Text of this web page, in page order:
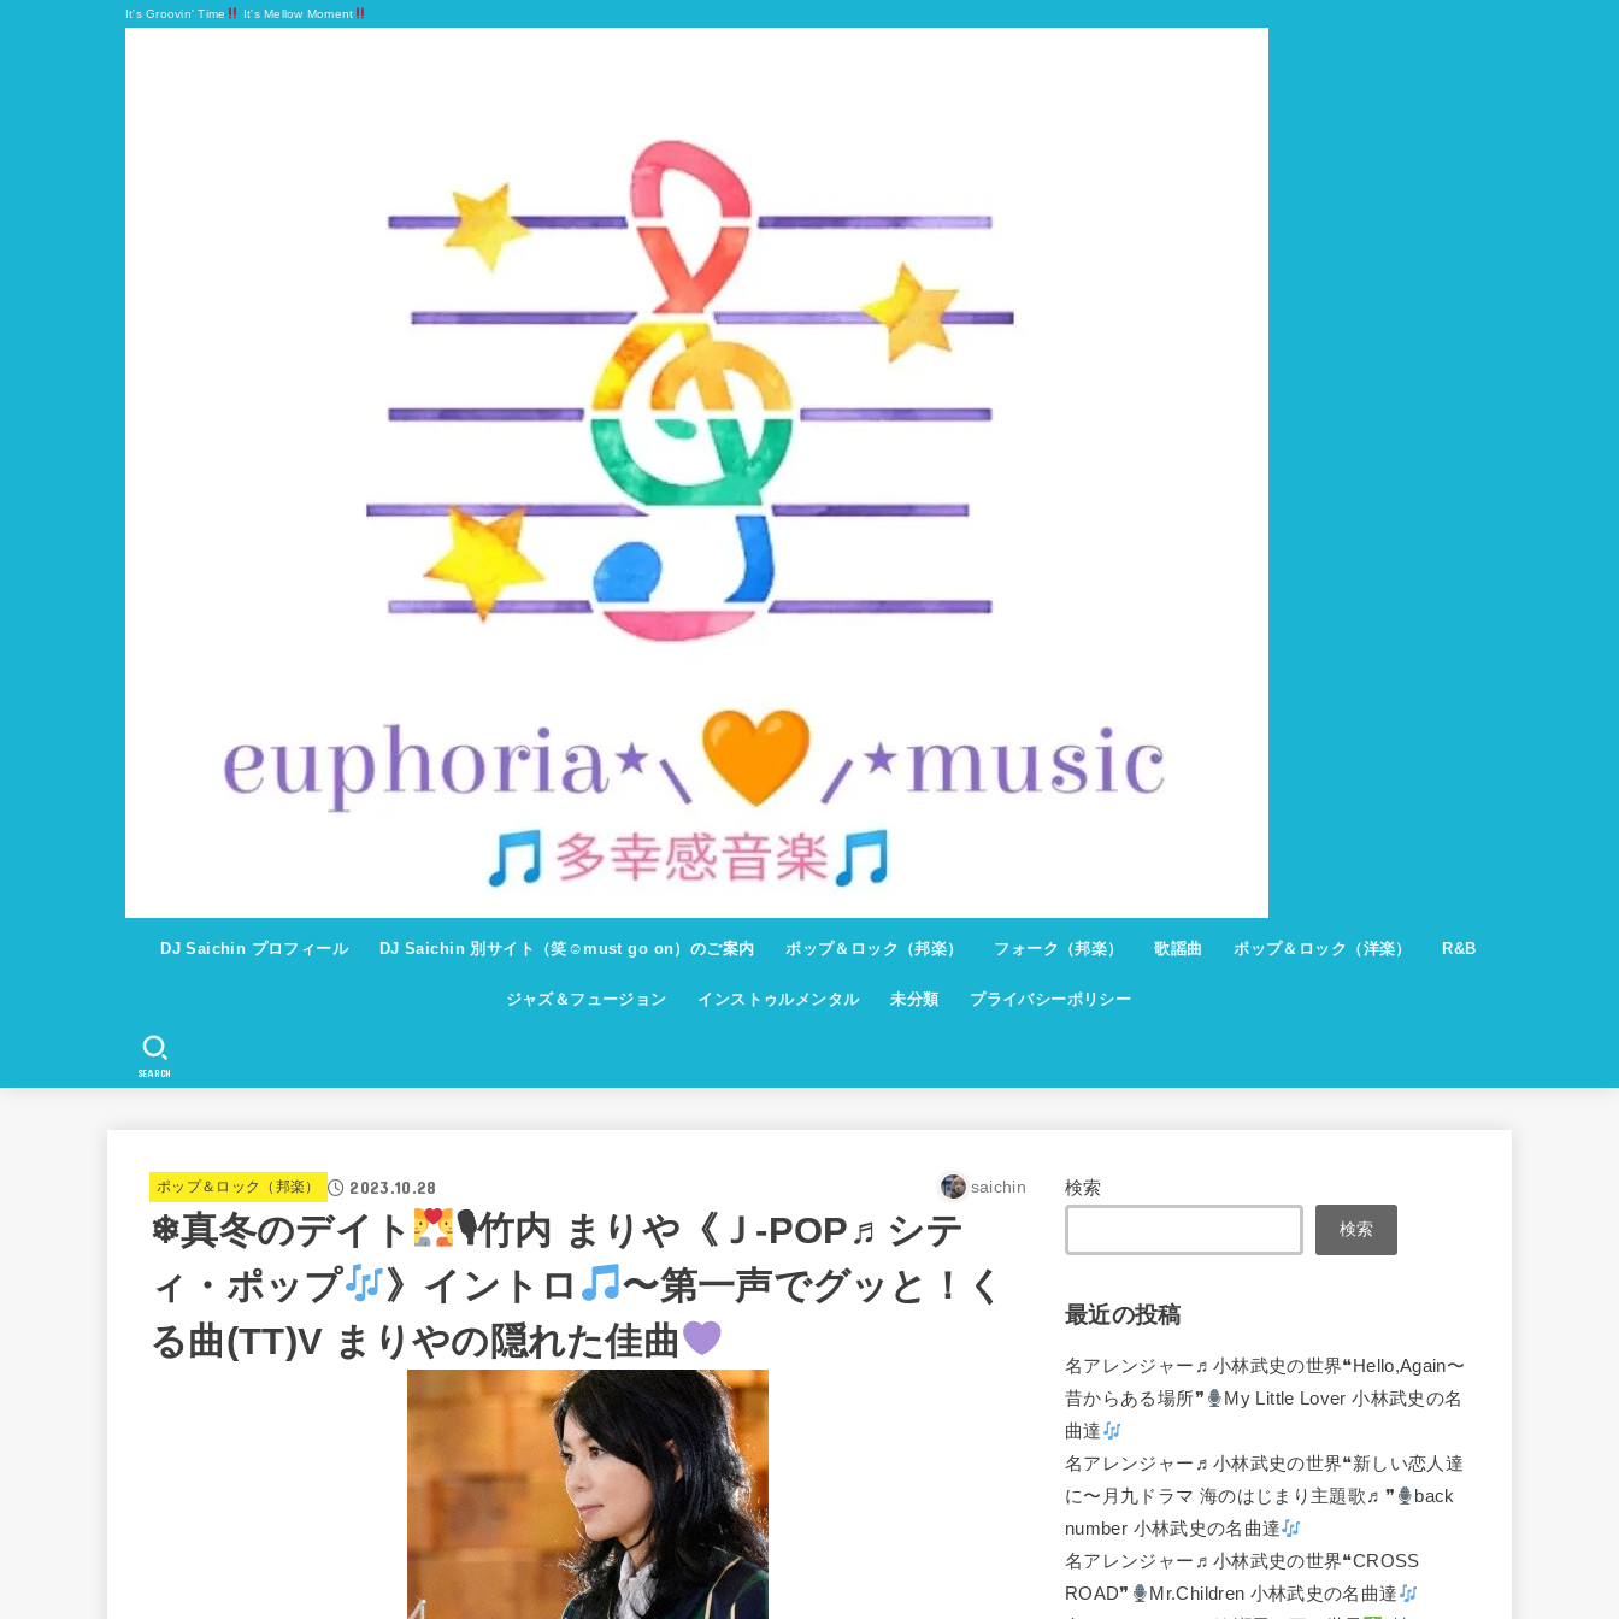
It's Groovin' Time It's Mellow Moment
DJ Saichin プロフィール DJ Saichin 別サイト（笑☺must go on）のご案内 ポップ＆ロック（邦楽） フォーク（邦楽） 歌謡曲 ポップ＆ロック（洋楽） R&B
ジャズ＆フュージョン インストゥルメンタル 未分類 プライバシーポリシー
SEARCH
ポップ＆ロック（邦楽） 2023.10.28 saichin
❄真冬のデイト
🎙竹内 まりや《Ｊ-POP♬シテ
ィ・ポップ
》イントロ
〜第一声でグッと！く
る曲(TT)V まりやの隠れた佳曲
検索
検索
最近の投稿
名アレンジャー♬ 小林武史の世界❝Hello,Again〜
昔からある場所❞
My Little Lover 小林武史の名
曲達
名アレンジャー♬ 小林武史の世界❝新しい恋人達
に〜月九ドラマ 海のはじまり主題歌♬❞
back
number 小林武史の名曲達
名アレンジャー♬ 小林武史の世界❝CROSS
ROAD❞
Mr.Children 小林武史の名曲達